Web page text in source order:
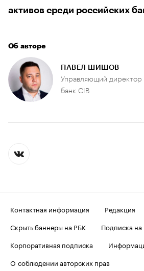
активов среди российских
Об авторе
ПАВЕЛ ШИШОВ
Управляющий директор
банк CIB
Контактная информация
Редакция
Скрыть баннеры на РБК
Подписка
Корпоративная подписка
О соблюдении авторских прав